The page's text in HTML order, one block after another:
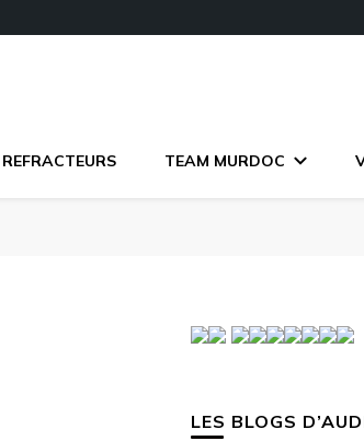
REFRACTEURS TEAM MURDOC
LES BLOGS